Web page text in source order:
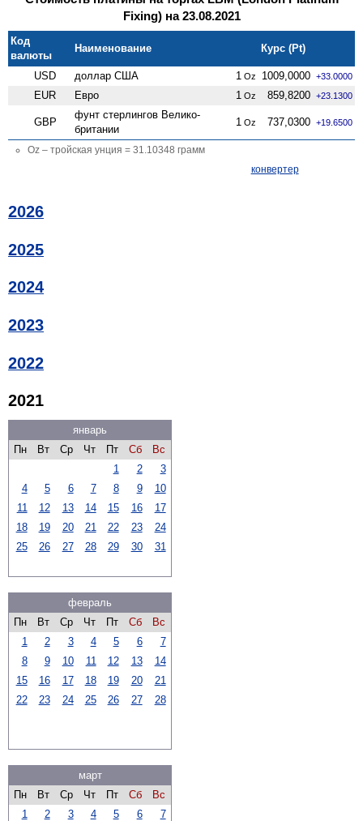
Fixing) на 23.08.2021
Код
валюты
Наименование Курс (Pt)
USD доллар США 1 Oz 1009,0000 +33.0000
EUR Евро 1 Oz 859,8200 +23.1300
GBP
фунт стерлингов Велико­
британии
1 Oz 737,0300 +19.6500
Oz – тройская унция = 31.10348 грамм
конвертер
2026
2025
2024
2023
2022
2021
январь
Пн
Вт Ср Чт Пт Сб
Вс
1
2
3
4
5 6 7 8 9
10
11
12 13 14 15 16
17
18
19 20 21 22 23
24
25
26 27 28 29 30 31
февраль
Пн
Вт Ср Чт Пт Сб
Вс
1
2 3 4 5 6
7
8
9 10 11 12 13
14
15
16 17 18 19 20
21
22
23 24 25 26 27 28
март
Пн
Вт Ср Чт Пт Сб
Вс
1
2 3 4 5 6
7